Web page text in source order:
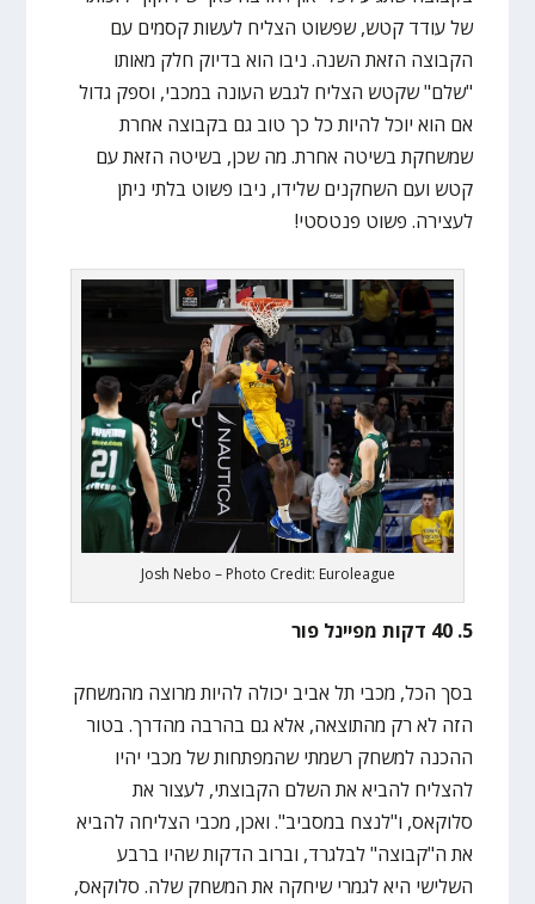
של עודד קטש, שפשוט הצליח לעשות קסמים עם
הקבוצה הזאת השנה. ניבו הוא בדיוק חלק מאותו
"שלם" שקטש הצליח לגבש העונה במכבי, וספק גדול
אם הוא יוכל להיות כל כך טוב גם בקבוצה אחרת
שמשחקת בשיטה אחרת. מה שכן, בשיטה הזאת עם
קטש ועם השחקנים שלידו, ניבו פשוט בלתי ניתן
לעצירה. פשוט פנטסטי!
Josh Nebo – Photo Credit: Euroleague
5. 40 דקות מפיינל פור
בסך הכל, מכבי תל אביב יכולה להיות מרוצה מהמשחק
הזה לא רק מהתוצאה, אלא גם בהרבה מהדרך. בטור
ההכנה למשחק רשמתי שהמפתחות של מכבי יהיו
להצליח להביא את השלם הקבוצתי, לעצור את
סלוקאס, ו"לנצח במסביב". ואכן, מכבי הצליחה להביא
את ה"קבוצה" לבלגרד, וברוב הדקות שהיו ברבע
השלישי היא לגמרי שיחקה את המשחק שלה. סלוקאס,